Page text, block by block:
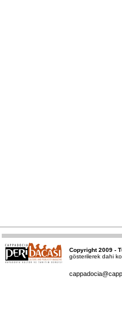
Copyright 2009 -
gösterilerek dahi